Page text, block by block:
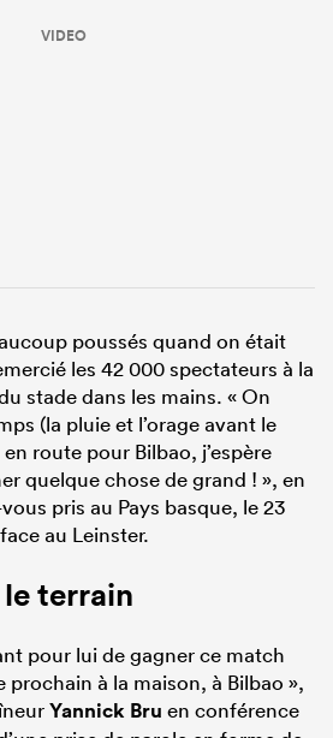
VIDEO
poussés quand on était
les 42 000 spectateurs à la
stade dans les mains. « On
(la pluie et l’orage avant le
route pour Bilbao, j’espère
quelque chose de grand ! », en
pris au Pays basque, le 23
au Leinster.
terrain
pour lui de gagner ce match
prochain à la maison, à Bilbao »,
Yannick Bru en conférence